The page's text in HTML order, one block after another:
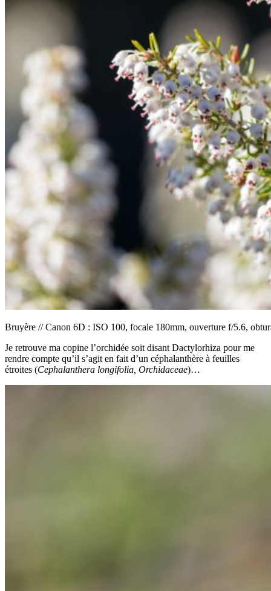
Bruyère // Canon 6D : ISO 100, focale 180mm, ouverture f/5.6,
Je retrouve ma copine l’orchidée soit disant Dactylorhiza pour me
rendre compte qu’il s’agit en fait d’un céphalanthère à feuilles
étroites (Cephalanthera longifolia, Orchidaceae)…